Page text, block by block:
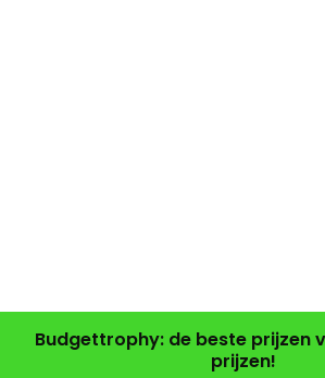
Budgettrophy: de beste prijzen
prijzen!